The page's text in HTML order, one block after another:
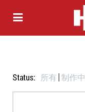
Status: 所有 制作中